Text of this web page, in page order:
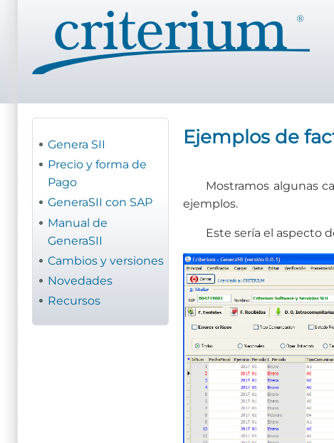
contenido
principal
Genera SII
Precio y forma de
Pago
GeneraSII con SAP
Manual de
GeneraSII
Cambios y versiones
Novedades
Recursos
Ejemplos de
Mostramos algunas
ejemplos.
Este sería el aspecto